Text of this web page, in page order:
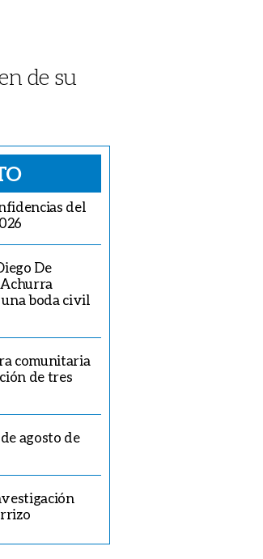
de su
del
De
boda civil
comunitaria
de tres
agosto de